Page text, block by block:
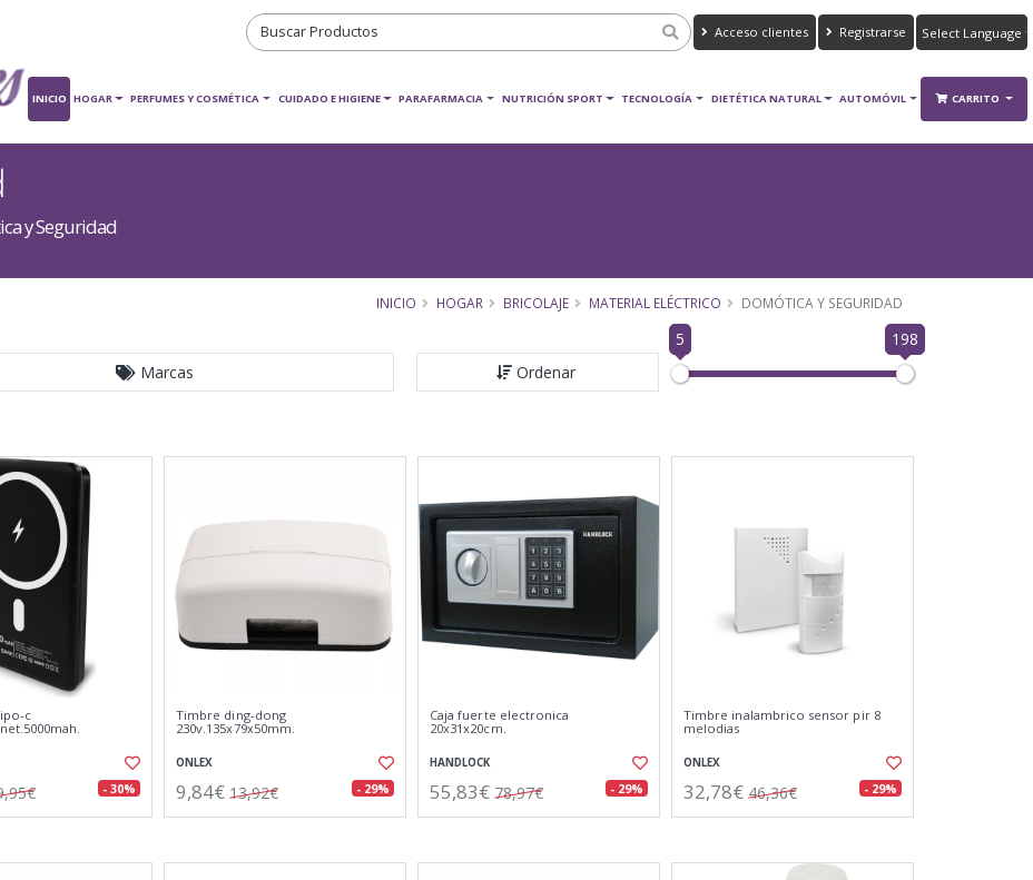
Acceso clientes Registrarse
Translate
INICIO HOGAR PERFUMES Y COSMÉTICA CUIDADO E HIGIENE PARAFARMACIA NUTRICIÓN SPORT TECNOLOGÍA DIETÉTICA NATURAL AUTOMÓVIL CARRITO
y Seguridad
INICIO HOGAR BRICOLAJE MATERIAL ELÉCTRICO DOMÓTICA Y SEGURIDAD
Marcas Ordenar
5 198
c
- 30%
Timbre ding-dong
230v.135x79x50mm.
ONLEX
9,84€ 13,92€ - 29%
Caja fuerte electronica
20x31x20cm.
HANDLOCK
55,83€ 78,97€ - 29%
Timbre inalambrico sensor pir 8
melodias
ONLEX
32,78€ 46,36€ - 29%